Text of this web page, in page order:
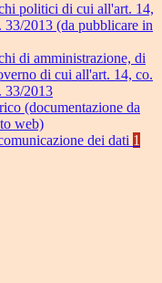
politici di cui all'art. 14,
33/2013 (da pubblicare in
di amministrazione, di
di cui all'art. 14, co.
33/2013
(documentazione da
web)
dei dati 1